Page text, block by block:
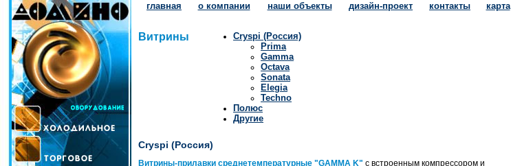
главная о компании наши объекты дизайн-проект контакты карта
Витрины
Cryspi (Россия)
Prima
Gamma
Octava
Sonata
Elegia
Techno
Полюс
Другие
Cryspi (Россия)
Витрины-прилавки среднетемпературные "GAMMA K" с встроенным компрессором и